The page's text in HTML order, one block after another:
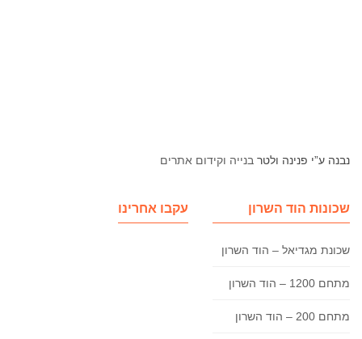
נבנה ע”י פנינה ולטר בנייה וקידום אתרים
שכונות הוד השרון
שכונת מגדיאל – הוד השרון
מתחם 1200 – הוד השרון
מתחם 200 – הוד השרון
עקבו אחרינו